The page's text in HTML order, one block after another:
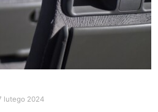
lutego 2024